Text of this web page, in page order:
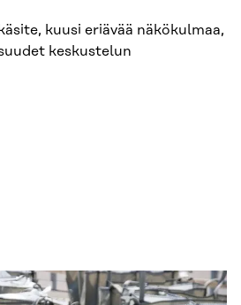
kuusi eriävää näkökulmaa,
keskustelun